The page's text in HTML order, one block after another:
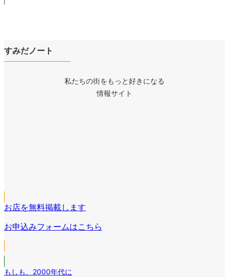
すみだノート
私たちの街をもっと好きになる
情報サイト
リ
ン
ク
ン
リ
ク
ン
ン
ク
お店を無料掲載します
お申込みフォームはこちら
もしも
2000年代に